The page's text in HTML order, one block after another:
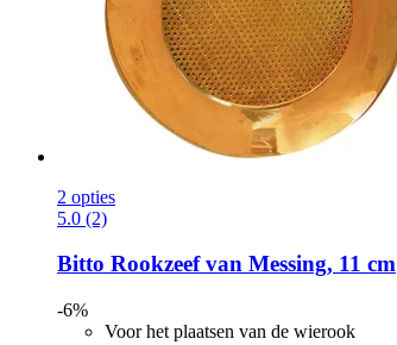
2 opties
5.0 (2)
Bitto Rookzeef van Messing, 11 cm
-6%
Voor het plaatsen van de wierook